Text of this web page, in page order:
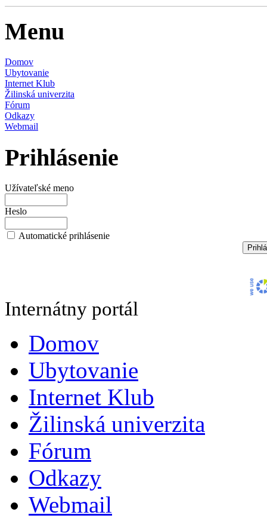
Menu
Domov
Ubytovanie
Internet Klub
Žilinská univerzita
Fórum
Odkazy
Webmail
Prihlásenie
Užívateľské meno
Heslo
Automatické prihlásenie
Internátny portál
Domov
Ubytovanie
Internet Klub
Žilinská univerzita
Fórum
Odkazy
Webmail